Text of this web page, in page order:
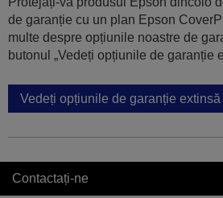
de garanție cu un plan Epson
multe despre opțiunile noastre de
butonul „Vedeți opțiunile de garanție
Vedeți opțiunile de garanție extinsă
Contactați-ne